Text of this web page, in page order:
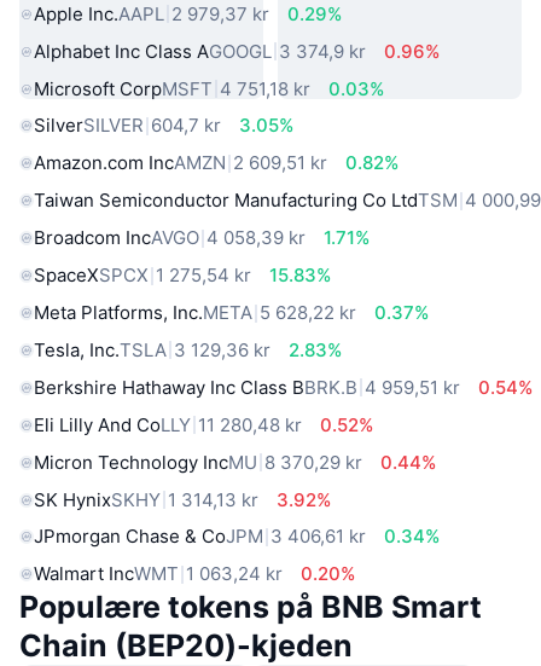
Apple Inc.AAPL 2 979,37 kr
0.29%
Alphabet Inc Class AGOOGL 3 374,9 kr
0.96%
Microsoft CorpMSFT 4 751,18 kr
0.03%
SilverSILVER 604,7 kr
3.05%
Amazon.com IncAMZN 2 609,51 kr
0.82%
Taiwan Semiconductor Manufacturing Co LtdTSM 4
Broadcom IncAVGO 4 058,39 kr
1.71%
SpaceXSPCX 1 275,54 kr
15.83%
Meta Platforms, Inc.META 5 628,22 kr
0.37%
Tesla, Inc.TSLA 3 129,36 kr
2.83%
Berkshire Hathaway Inc Class BBRK.B 4 959,51 kr
0.54%
Eli Lilly And CoLLY 11 280,48 kr
0.52%
Micron Technology IncMU 8 370,29 kr
0.44%
SK HynixSKHY 1 314,13 kr
3.92%
JPmorgan Chase & CoJPM 3 406,61 kr
0.34%
Walmart IncWMT 1 063,24 kr 0.20%
Populære tokens på BNB Smart
Chain (BEP20)-kjeden